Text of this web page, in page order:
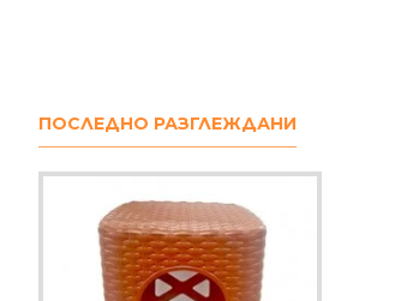
ПОСЛЕДНО РАЗГЛЕЖДАНИ